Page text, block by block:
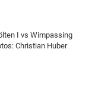
I vs Wimpassing
Christian Huber